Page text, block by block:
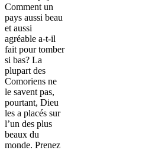
Comment un
pays aussi beau
et aussi
agréable a-t-il
fait pour tomber
si bas? La
plupart des
Comoriens ne
le savent pas,
pourtant, Dieu
les a placés sur
l’un des plus
beaux du
monde. Prenez